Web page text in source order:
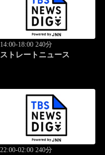
14:00-18:00 240分
ストレートニュース
22:00-02:00 240分